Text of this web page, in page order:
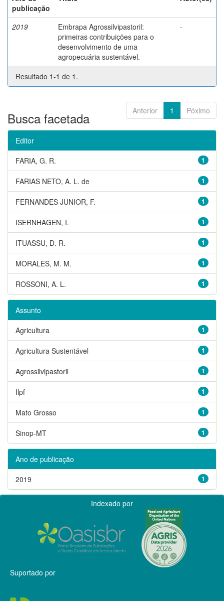
publicação
2019
Embrapa Agrossilvipastoril:
primeiras contribuições para o
desenvolvimento de uma
agropecuária sustentável.
-
Resultado 1-1 de 1.
Anterior 1 Póximo
Busca facetada
Editor
1
FARIA, G. R.
1
FARIAS NETO, A. L. de
1
FERNANDES JUNIOR, F.
1
ISERNHAGEN, I.
1
ITUASSU, D. R.
1
MORALES, M. M.
1
ROSSONI, A. L.
Assunto
1
Agricultura
1
Agricultura Sustentável
1
Agrossilvipastoril
1
Ilpf
1
Mato Grosso
1
Sinop-MT
Ano de publicação
1
2019
Indexado por
Suportado por